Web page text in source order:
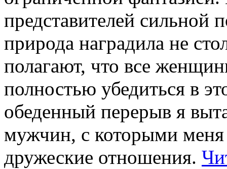
представителей сильной
природа наградила не
полагают, что все
полностью убедиться в
обеденный перерыв я
мужчин, с которыми меня
дружеские отношения.